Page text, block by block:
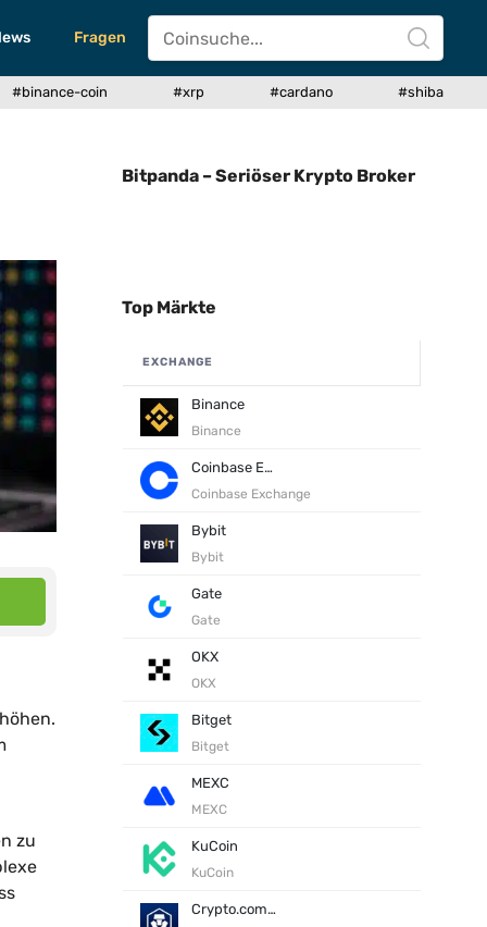
Fragen
#binance-coin #xrp #cardano #shiba
zu
Bitpanda – Seriöser Krypto Broker
Top Märkte
EXCHANGE
Binance
Binance
Coinbase Exchange
Coinbase Exchange
Bybit
Bybit
Gate
Gate
OKX
OKX
Bitget
Bitget
MEXC
MEXC
KuCoin
KuCoin
Crypto.com Exchange